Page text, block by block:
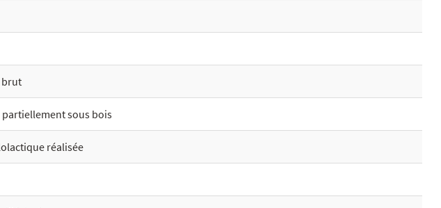
brut
partiellement sous bois
réalisée